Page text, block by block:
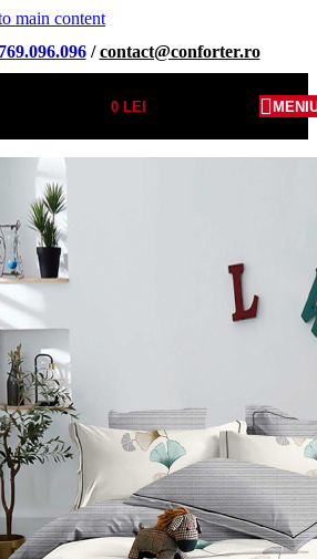
main content
/contact@conforter.ro
0LEI